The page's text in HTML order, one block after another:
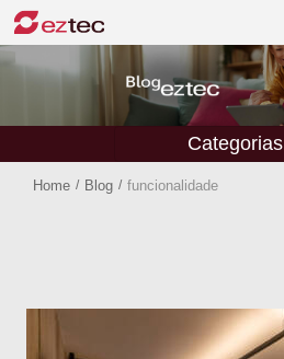
Categorias
Home / Blog / funcionalidade